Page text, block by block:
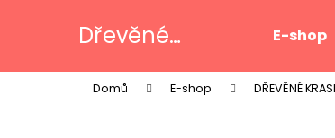
Dřevěné E-shop
Domů E-shop DŘEVĚNÉ
í
Zpět
do
obchodu
Zpět
do
obchodu